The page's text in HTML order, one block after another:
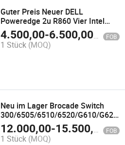
Guter Preis Neuer DELL
Poweredge 2u R860 Vier Intel
CPU Computer Speicher GPU
Rack Server
4.500,00-6.500,00$ FOB
1 Stück (MOQ)
Neu im Lager Brocade Switch
300/6505/6510/6520/G610/G620/
FC-Netzwerkswitch
12.000,00-15.500,00 $
FOB
1 Stück (MOQ)